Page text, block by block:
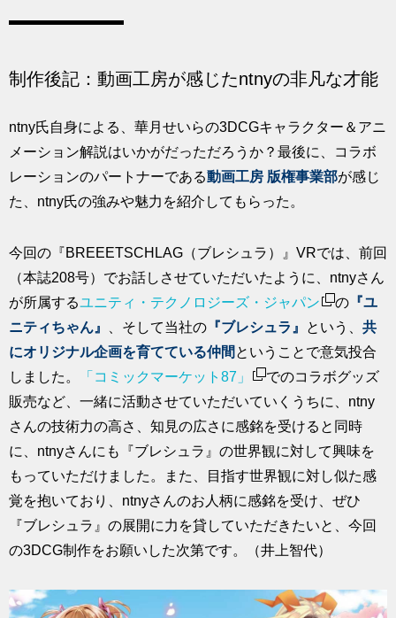
制作後記：動画工房が感じたntnyの非凡な才能
ntny氏自身による、華月せいらの3DCGキャラクター＆アニ
メーション解説はいかがだっただろうか？最後に、コラボ
レーションのパートナーである動画工房 版権事業部が感じ
た、ntny氏の強みや魅力を紹介してもらった。
今回の『BREEETSCHLAG（ブレシュラ）』VRでは、前回
（本誌208号）でお話しさせていただいたように、ntnyさん
が所属するユニティ・テクノロジーズ・ジャパン の 『ユ
ニティちゃん』
、そして当社の 『ブレシュラ』 という、 共
にオリジナル企画を育てている仲間 ということで意気投合
しました。
「コミックマーケット87」
でのコラボグッズ
販売など、一緒に活動させていただいていくうちに、ntny
さんの技術力の高さ、知見の広さに感銘を受けると同時
に、ntnyさんにも『ブレシュラ』の世界観に対して興味を
もっていただけました。また、目指す世界観に対し似た感
覚を抱いており、ntnyさんのお人柄に感銘を受け、ぜひ
『ブレシュラ』の展開に力を貸していただきたいと、今回
の3DCG制作をお願いした次第です。（井上智代）